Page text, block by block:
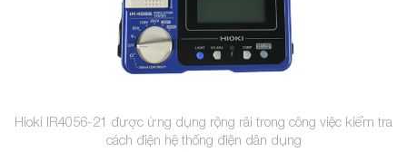
Hioki IR4056-21 được ứng dụng rộng rãi trong công việc kiểm tra
cách điện hệ thống điện dân dụng